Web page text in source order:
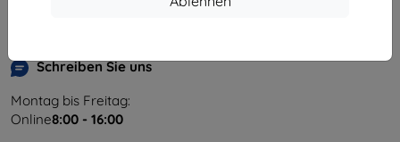
Schreiben Sie uns
Montag bis Freitag:
Online8:00 - 16:00